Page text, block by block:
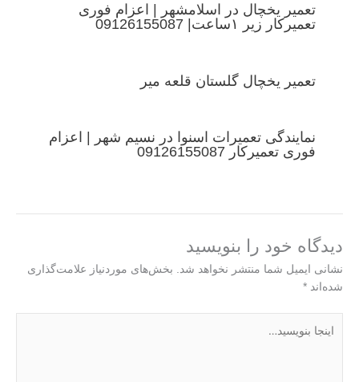
تعمیر یخچال در اسلامشهر | اعزام فوری
تعمیرکار زیر ۱ساعت| 09126155087
تعمیر یخچال گلستان قلعه میر
نمایندگی تعمیرات اسنوا در نسیم شهر | اعزام
فوری تعمیرکار 09126155087
دیدگاه‌ خود را بنویسید
نشانی ایمیل شما منتشر نخواهد شد. بخش‌های موردنیاز علامت‌گذاری
شده‌اند *
بنویسید…